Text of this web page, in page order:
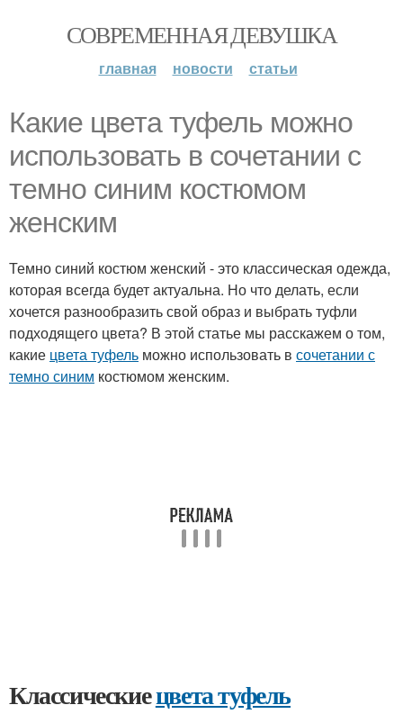
СОВРЕМЕННАЯ ДЕВУШКА
главная новости статьи
Какие цвета туфель можно
использовать в сочетании с
темно синим костюмом
женским
Темно синий костюм женский - это классическая одежда,
которая всегда будет актуальна. Но что делать, если
хочется разнообразить свой образ и выбрать туфли
подходящего цвета? В этой статье мы расскажем о том,
какие цвета туфель можно использовать в сочетании с
темно синим костюмом женским.
Классическиецвета туфель